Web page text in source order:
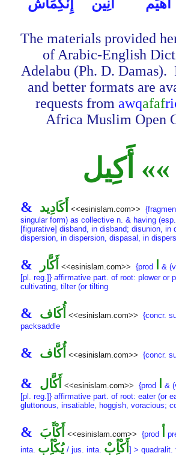
إِنْكِمَاش
أَنِين
أَهْيَم
The materials provided
of Arabic-English
Adelabu (Ph. D.
and better formats are
requests from awqafaf
Africa Muslim Open
»» أَكِيل
& أَكَادِيد <<esinislam.com>>
singular form) as collective n. & having
[figurative] disband, in disband; disunion, in
dispersion, in dispersion, dispasal, in
& أَكَّار <<esinislam.com>> {prod &
[pl. reg.]} affirmative part. of root: plower or
cultivating, tilter (or tilting
& أُكَاف <<esinislam.com>> {concr.
packsaddle
& أُكَّاف <<esinislam.com>> {concr.
& أَكَّال <<esinislam.com>> {prod &
[pl. reg.]} affirmative part. of root: eater (or
gluttonous, insatiable, hoggish, voracious;
& أَكْأَبَ <<esinislam.com>> {prod
inta. يُكْأِب / jus. inta. أَكْأِبْ ] > quadralit.